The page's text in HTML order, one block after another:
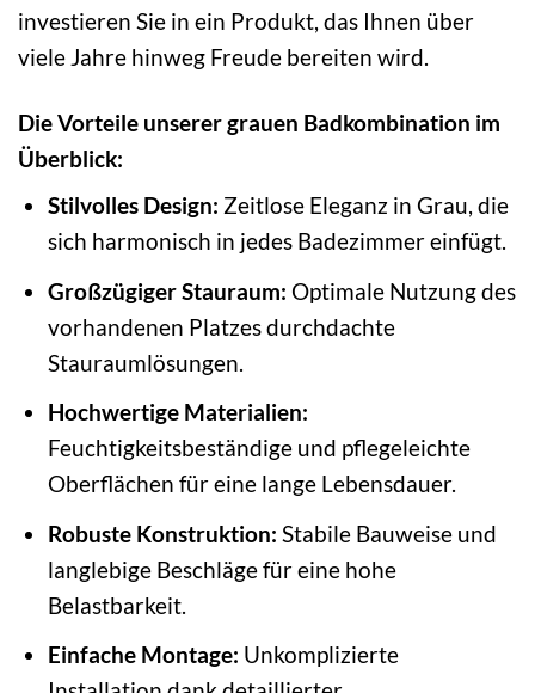
investieren Sie in ein Produkt, das Ihnen über
viele Jahre hinweg Freude bereiten wird.
Die Vorteile unserer grauen Badkombination im
Überblick:
Stilvolles Design: Zeitlose Eleganz in Grau, die
sich harmonisch in jedes Badezimmer einfügt.
Großzügiger Stauraum: Optimale Nutzung des
vorhandenen Platzes durchdachte
Stauraumlösungen.
Hochwertige Materialien:
Feuchtigkeitsbeständige und pflegeleichte
Oberflächen für eine lange Lebensdauer.
Robuste Konstruktion: Stabile Bauweise und
langlebige Beschläge für eine hohe
Belastbarkeit.
Einfache Montage: Unkomplizierte